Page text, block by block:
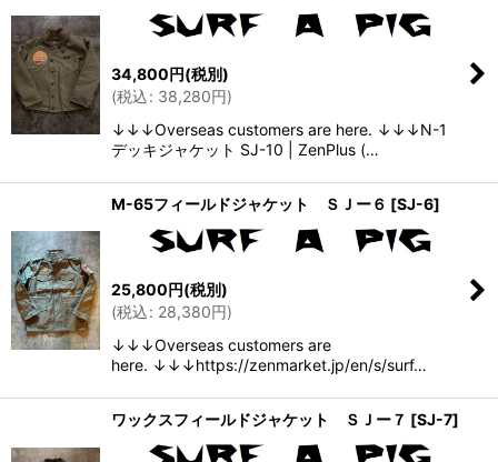
34,800円(税別)
(税込: 38,280円)
↓↓↓Overseas customers are here. ↓↓↓N-1
デッキジャケット SJ-10 | ZenPlus (…
M-65フィールドジャケット ＳＪー６ [SJ-6]
25,800円(税別)
(税込: 28,380円)
↓↓↓Overseas customers are
here. ↓↓↓https://zenmarket.jp/en/s/surf…
ワックスフィールドジャケット ＳＪー７ [SJ-7]